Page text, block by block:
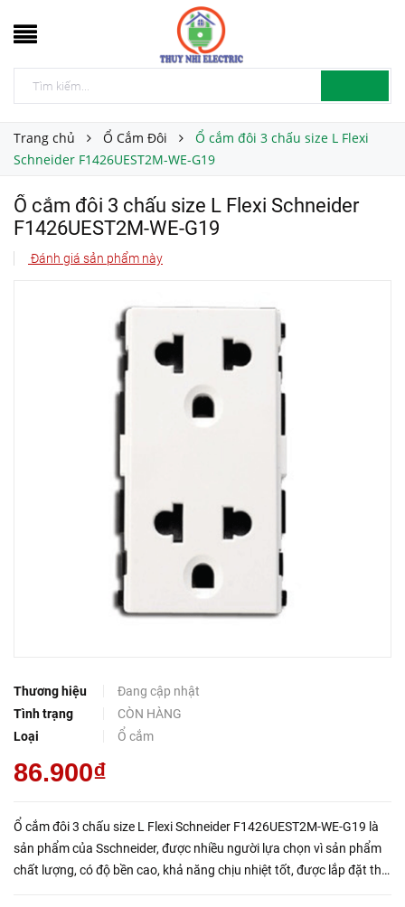
Trang chủ Ổ Cắm Đôi
Ổ cắm đôi 3 chấu size L Flexi
Schneider F1426UEST2M-WE-G19
Ổ cắm đôi 3 chấu size L Flexi Schneider
F1426UEST2M-WE-G19
Đánh giá sản phẩm này
Thương hiệu
Đang cập nhật
Tình trạng
CÒN HÀNG
Loại
Ổ cắm
86.900₫
Ổ cắm đôi 3 chấu size L Flexi Schneider F1426UEST2M-WE-G19 là
sản phẩm của Sschneider, được nhiều người lựa chọn vì sản phẩm
chất lượng, có độ bền cao, khả năng chịu nhiệt tốt, được lắp đặt thi